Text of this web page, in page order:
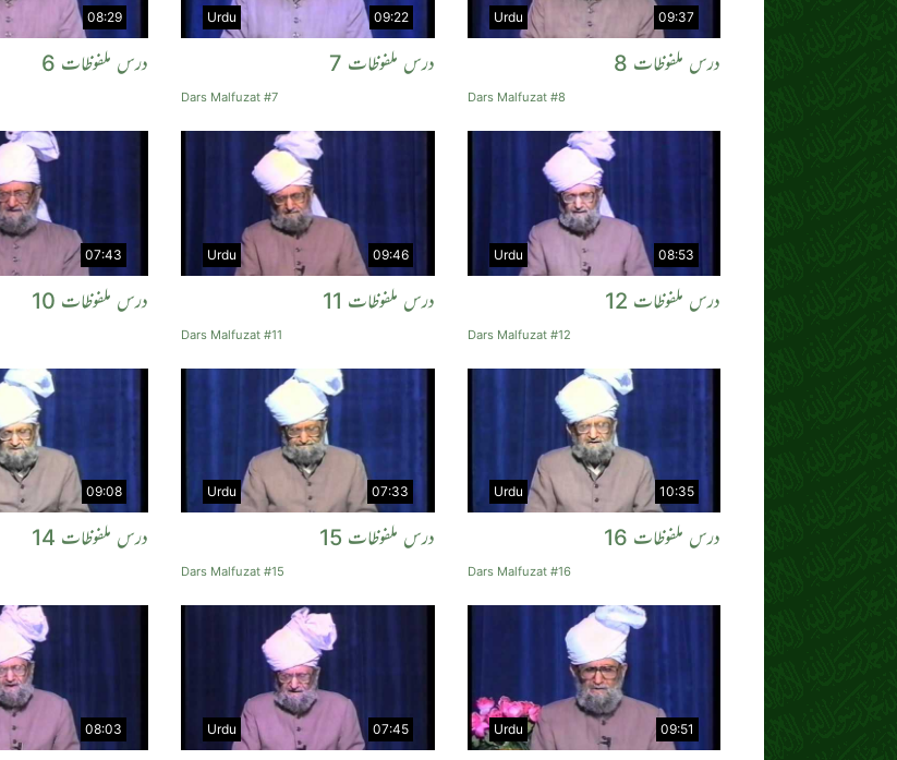
08:29
درس ملفوظات 6
09:22
Urdu
درس ملفوظات 7
Dars Malfuzat #7
09:37
Urdu
درس ملفوظات 8
Dars Malfuzat #8
07:43
درس ملفوظات 10
09:46
Urdu
درس ملفوظات 11
Dars Malfuzat #11
08:53
Urdu
درس ملفوظات 12
Dars Malfuzat #12
09:08
درس ملفوظات 14
07:33
Urdu
درس ملفوظات 15
Dars Malfuzat #15
10:35
Urdu
درس ملفوظات 16
Dars Malfuzat #16
08:03 07:45
Urdu 09:51
Urdu